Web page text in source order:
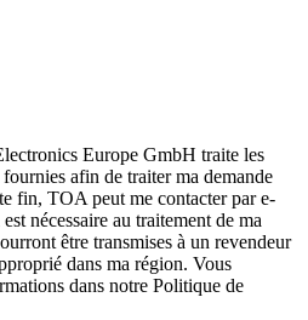
Europe GmbH traite les
afin de traiter ma demande
fin, TOA peut me contacter par e-
nécessaire au traitement de ma
être transmises à un revendeur
dans ma région. Vous
dans notre Politique de